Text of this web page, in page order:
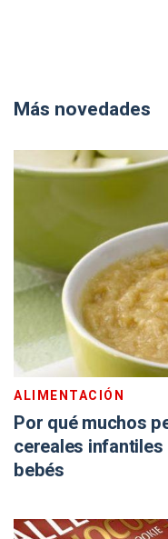
Más novedades
ALIMENTACIÓN
Por qué muchos
cereales
bebés